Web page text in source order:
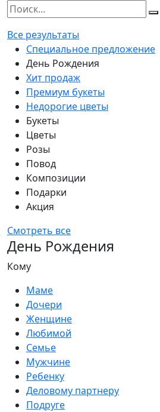
Все результаты
Специальное предложение
День Рождения
Хит продаж
Премиум букеты
Недорогие цветы
Букеты
Цветы
Розы
Повод
Композиции
Подарки
Акция
Смотреть все
День Рождения
Кому
Маме
Дочери
Женщине
Любимой
Семье
Мужчине
Ребенку
Деловому партнеру
Подруге